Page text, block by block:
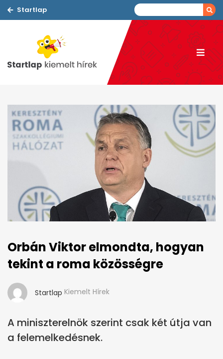
Startlap
Orbán Viktor elmondta, hogyan
tekint a roma közösségre
Startlap Kiemelt Hírek
A miniszterelnök szerint csak két útja van
a felemelkedésnek.